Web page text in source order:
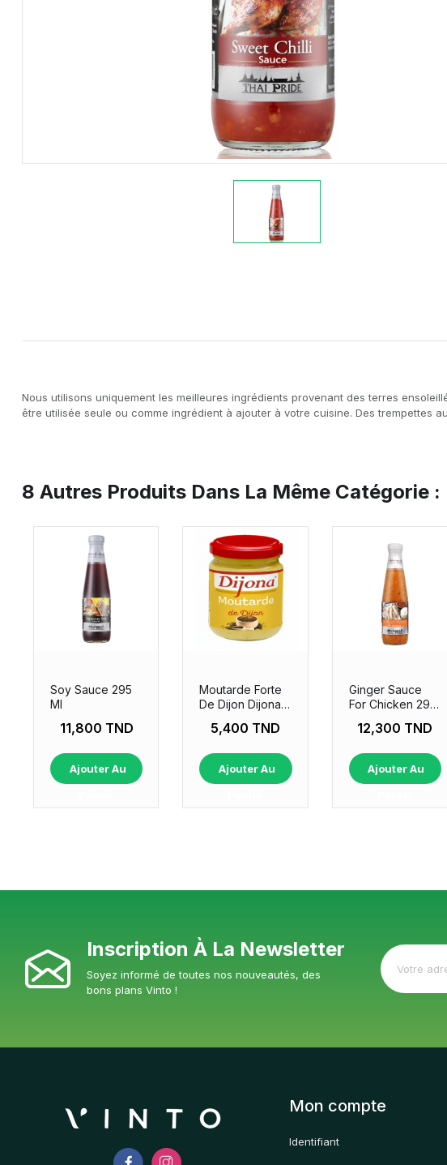
Nous utilisons uniquement les meilleures ingrédients provenant des terres
être utilisée seule ou comme ingrédient à ajouter à votre cuisine. Des trempettes
8 Autres Produits Dans La Même Catégorie :
Soy Sauce 295
Ml
11,800 TND
Moutarde Forte
De Dijon Dijona
5,400 TND
Ginger Sauce
For Chicken 295
12,300 TND
Ajouter Au
Inscription À La Newsletter
Soyez informé de toutes nos nouveautés, des
bons plans Vinto !
Mon compte
Identifiant